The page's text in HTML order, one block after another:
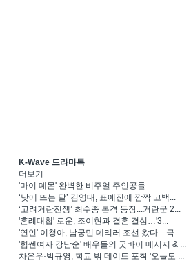
K-Wave 드라마톡
더보기
'마이 데몬' 완벽한 비주얼 주인공들
‘낮에 뜨는 달’ 김영대, 표예진에 깜짝 고백...
‘고려거란전쟁’ 최수종 본격 등장...거란군 2...
'혼례대첩' 로운, 조이현과 결혼 결심…'3...
'연인' 이청아, 남궁민 데리러 조선 왔다…극...
'힘쎈여자 강남순' 배우들의 굿바이 메시지 & ...
차은우·박규영, 학교 밖 데이트 포착 '오늘도 ...